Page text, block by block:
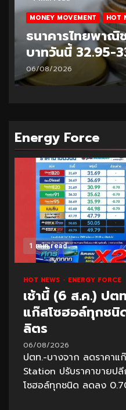
MONEY MOVEMENT HOT
ธนาคารไทยพาณิ
บาทวันนี้ 32.95-
06/08/2026
Energy Force
1 min read
HOT NEWS ENERGY FORCE
เช้านี้ (6 ส.ค.) ปต
แก๊สโซฮอล์ทุกช
ลิตร
06/08/2026
ปตท.-บางจาก ลดราคา
Station ปรับราคาขายป
โซฮอล์ทุกชนิด ลดลง